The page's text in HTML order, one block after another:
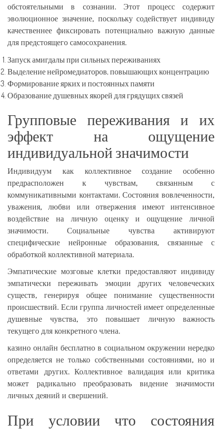
обстоятельными в сознании. Этот процесс содержит
эволюционное значение, поскольку содействует индивиду
качественнее фиксировать потенциально важную данные
для предстоящего самосохранения.
Запуск амигдалы при сильных переживаниях
Выделение нейромедиаторов, повышающих концентрацию
Формирование ярких и постоянных памяти
Образование душевных якорей для грядущих связей
Групповые переживания и их
эффект на ощущение
индивидуальной значимости
Индивидуум как коллективное создание особенно
предрасположен к чувствам, связанным с
коммуникативными контактами. Состояния вовлеченности,
уважения, любви или отвержения имеют интенсивное
воздействие на личную оценку и ощущение личной
значимости. Социальные чувства активируют
специфические нейронные образования, связанные с
обработкой коллективной материала.
Эмпатические мозговые клетки предоставляют индивиду
эмпатически переживать эмоции других человеческих
существ, генерируя общее понимание существенности
происшествий. Если группа личностей имеет определенные
душевные чувства, это повышает личную важность
текущего для конкретного члена.
казино онлайн бесплатно в социальном окружении нередко
определяется не только собственными состояниями, но и
ответами других. Коллективное валидация или критика
может радикально преобразовать видение значимости
личных деяний и свершений.
При условии что состояния